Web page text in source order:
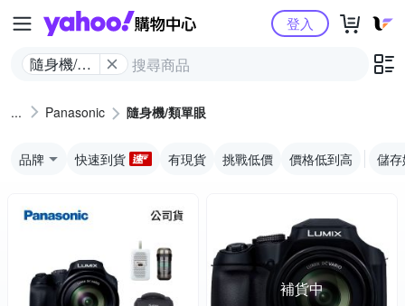
Yahoo購物中心
隨身機/類
登入
Panasonic 隨身機/類單眼
品牌 快速到貨 有現貨 挑戰低價 價格低到高 儲
補貨中